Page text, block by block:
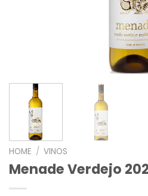
HOME / VINOS
Menade Verdejo